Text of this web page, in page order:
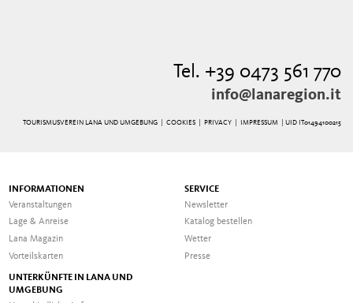
Tel. +39 0473 561 770
info@lanaregion.it
TOURISMUSVEREIN LANA UND UMGEBUNG | COOKIES| PRIVACY| IMPRESSUM | UID IT01494100215
INFORMATIONEN
Veranstaltungen
Lage & Anreise
Lana Magazin
Vorteilskarten
SERVICE
Newsletter
Katalog bestellen
Wetter
Presse
UNTERKÜNFTE IN LANA UND
UMGEBUNG